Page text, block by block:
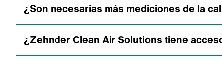
El coste de CARA varía según el paquete
especialistas te enviará un presupuesto
¿Son necesarias más mediciones de la
No, no necesitaréis más mediciones de la
vuestro aire en tiempo real.
¿Zehnder Clean Air Solutions tiene